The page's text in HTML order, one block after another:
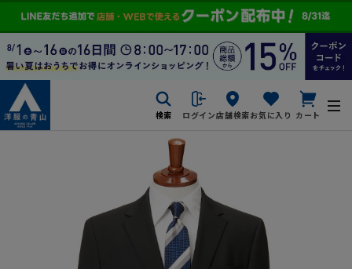
検索 ログイン店舗検索お気に入り カート